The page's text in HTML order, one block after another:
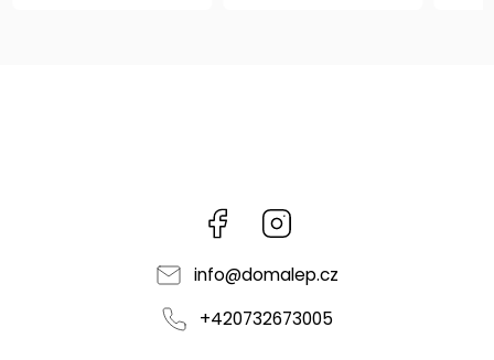
Facebook
info@domalep.cz
+420732673005